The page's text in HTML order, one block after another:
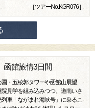
［ツアーNo.KGR076］
館旅情3日間
・五稜郭タワーや函館山展望
見学を組み込みつつ、道南いさ
列車「ながまれ海峡号」に乗るこ